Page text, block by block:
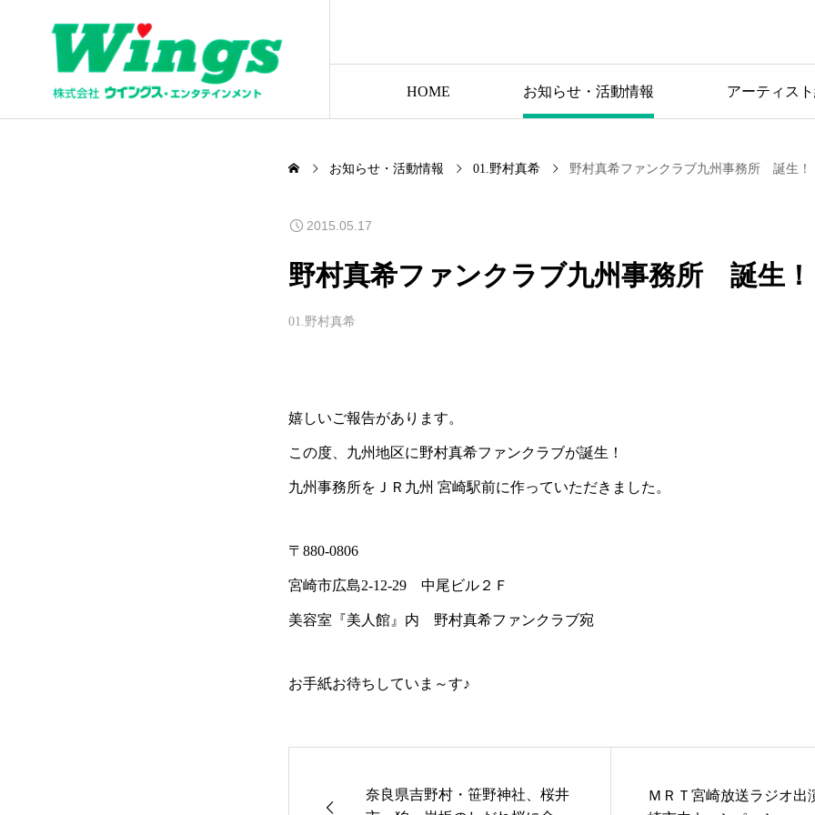
HOME お知らせ・活動情報 アーティス
お知らせ・活動情報 01.野村真希 野村真希ファンクラブ九州事務所 誕生！
2015.05.17
野村真希ファンクラブ九州事務所 誕生！
01.野村真希
嬉しいご報告があります。
この度、九州地区に野村真希ファンクラブが誕生！
九州事務所をＪＲ九州 宮崎駅前に作っていただきました。
〒880-0806
宮崎市広島2-12-29 中尾ビル２Ｆ
美容室『美人館』内 野村真希ファンクラブ宛
お手紙お待ちしていま～す♪
奈良県吉野村・笹野神社、桜井
ＭＲＴ宮崎放送ラジオ出